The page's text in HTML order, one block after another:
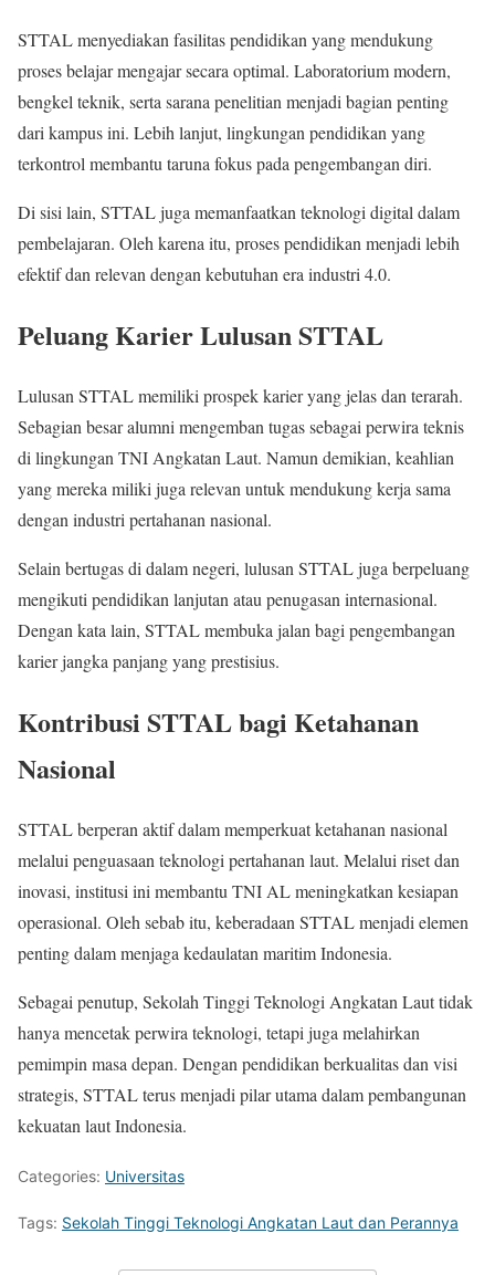
STTAL menyediakan fasilitas pendidikan yang mendukung
proses belajar mengajar secara optimal. Laboratorium modern,
bengkel teknik, serta sarana penelitian menjadi bagian penting
dari kampus ini. Lebih lanjut, lingkungan pendidikan yang
terkontrol membantu taruna fokus pada pengembangan diri.
Di sisi lain, STTAL juga memanfaatkan teknologi digital dalam
pembelajaran. Oleh karena itu, proses pendidikan menjadi lebih
efektif dan relevan dengan kebutuhan era industri 4.0.
Peluang Karier Lulusan STTAL
Lulusan STTAL memiliki prospek karier yang jelas dan terarah.
Sebagian besar alumni mengemban tugas sebagai perwira teknis
di lingkungan TNI Angkatan Laut. Namun demikian, keahlian
yang mereka miliki juga relevan untuk mendukung kerja sama
dengan industri pertahanan nasional.
Selain bertugas di dalam negeri, lulusan STTAL juga berpeluang
mengikuti pendidikan lanjutan atau penugasan internasional.
Dengan kata lain, STTAL membuka jalan bagi pengembangan
karier jangka panjang yang prestisius.
Kontribusi STTAL bagi Ketahanan
Nasional
STTAL berperan aktif dalam memperkuat ketahanan nasional
melalui penguasaan teknologi pertahanan laut. Melalui riset dan
inovasi, institusi ini membantu TNI AL meningkatkan kesiapan
operasional. Oleh sebab itu, keberadaan STTAL menjadi elemen
penting dalam menjaga kedaulatan maritim Indonesia.
Sebagai penutup, Sekolah Tinggi Teknologi Angkatan Laut tidak
hanya mencetak perwira teknologi, tetapi juga melahirkan
pemimpin masa depan. Dengan pendidikan berkualitas dan visi
strategis, STTAL terus menjadi pilar utama dalam pembangunan
kekuatan laut Indonesia.
Categories: Universitas
Tags: Sekolah Tinggi Teknologi Angkatan Laut dan Perannya